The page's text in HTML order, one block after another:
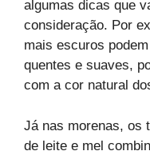
algumas dicas que
consideração. Por
mais escuros
quentes e suaves,
com a cor natural
Já nas morenas, os
de leite e mel